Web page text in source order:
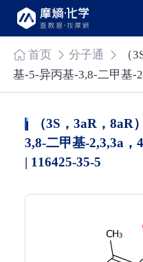
首页 分子通
（
基-5-异丙基-3,8-二甲基-
青-6-酮
（3S，3aR，8aR
3,8-二甲基-2,3,3a，
| 116425-35-5